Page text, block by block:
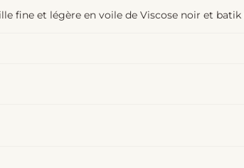
fine et légère en voile de Viscose noir et